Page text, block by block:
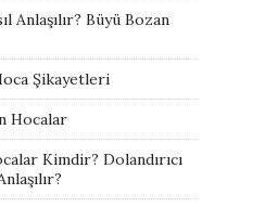
Anlaşılır? Büyü Bozan
Şikayetleri
Hocalar
Kimdir? Dolandırıcı